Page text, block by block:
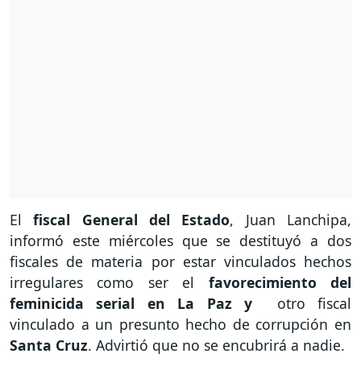
Elfiscal General del Estado, Juan Lanchipa,
informó este miércoles que se destituyó a dos
fiscales de materia por estar vinculados hechos
irregulares como ser el favorecimiento del
feminicida serial en La Paz yotro fiscal
vinculado a un presunto hecho de corrupción en
Santa Cruz. Advirtió que no se encubrirá a nadie.